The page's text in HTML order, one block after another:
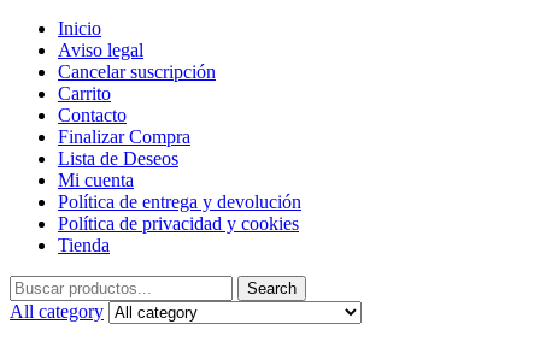
Inicio
Aviso legal
Cancelar suscripción
Carrito
Contacto
Finalizar Compra
Lista de Deseos
Mi cuenta
Política de entrega y devolución
Política de privacidad y cookies
Tienda
Search
for:
Search
All category